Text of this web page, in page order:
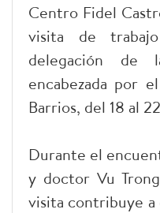
Centro Fidel
visita de
delegación de
encabezada por
Barrios, del 18 al
Durante el
y doctor Vu
visita contribuye